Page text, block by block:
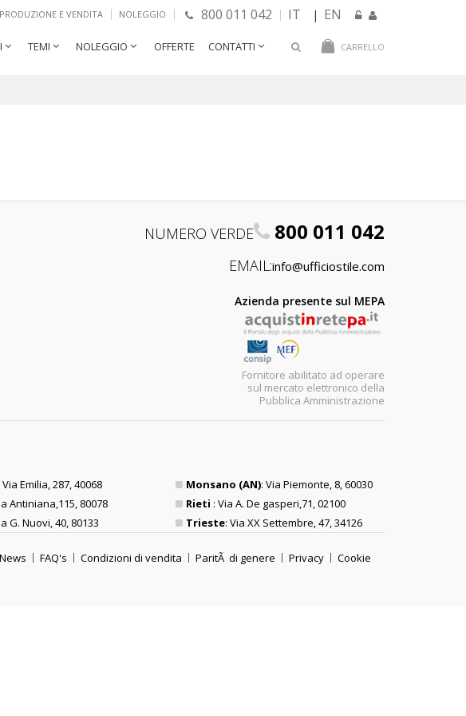
PRODUZIONE E VENDITA NOLEGGIO 800 011 042 IT | EN
CARRELLO
TEMI NOLEGGIO OFFERTE CONTATTI
NUMERO VERDE 800 011 042
EMAIL:info@ufficiostile.com
Azienda presente sul MEPA
Fornitore abilitato ad operare
sul mercato elettronico della
Pubblica Amministrazione
Via Emilia, 287, 40068
Antiniana,115, 80078
G. Nuovi, 40, 80133
Monsano (AN): Via Piemonte, 8, 60030
Rieti : Via A. De gasperi,71, 02100
Trieste: Via XX Settembre, 47, 34126
News FAQ's Condizioni di vendita ParitÃ di genere Privacy Cookie